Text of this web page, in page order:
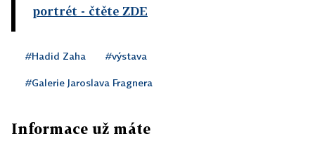
portrét - čtěte ZDE
#Hadid Zaha #výstava
#Galerie Jaroslava Fragnera
Informace už máte